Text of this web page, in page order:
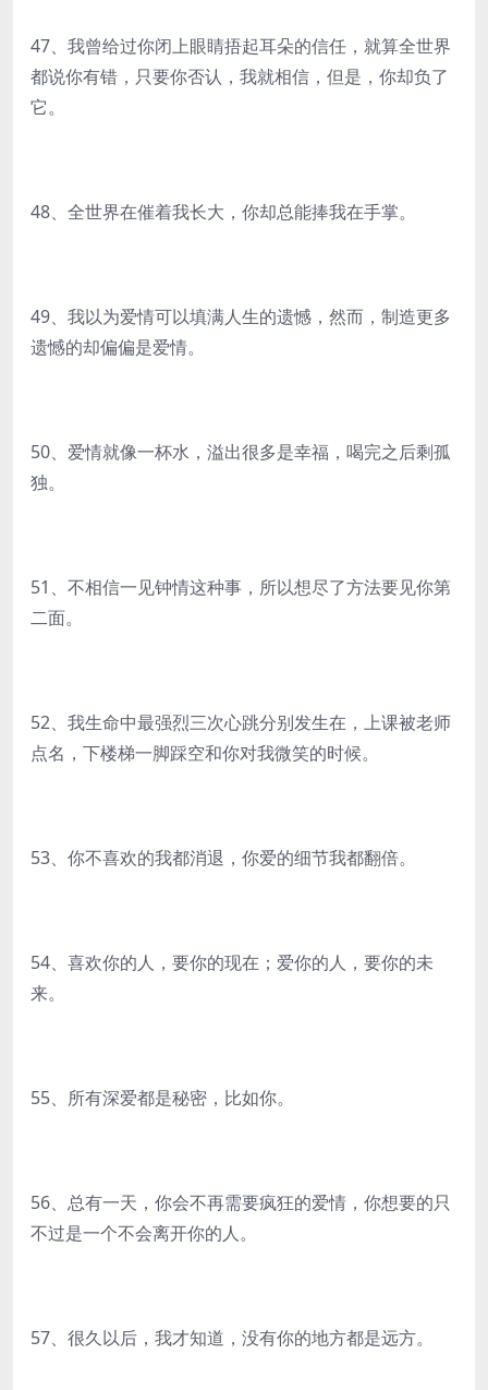
47、我曾给过你闭上眼睛捂起耳朵的信任，就算全世界
都说你有错，只要你否认，我就相信，但是，你却负了
它。
48、全世界在催着我长大，你却总能捧我在手掌。
49、我以为爱情可以填满人生的遗憾，然而，制造更多
遗憾的却偏偏是爱情。
50、爱情就像一杯水，溢出很多是幸福，喝完之后剩孤
独。
51、不相信一见钟情这种事，所以想尽了方法要见你第
二面。
52、我生命中最强烈三次心跳分别发生在，上课被老师
点名，下楼梯一脚踩空和你对我微笑的时候。
53、你不喜欢的我都消退，你爱的细节我都翻倍。
54、喜欢你的人，要你的现在；爱你的人，要你的未
来。
55、所有深爱都是秘密，比如你。
56、总有一天，你会不再需要疯狂的爱情，你想要的只
不过是一个不会离开你的人。
57、很久以后，我才知道，没有你的地方都是远方。